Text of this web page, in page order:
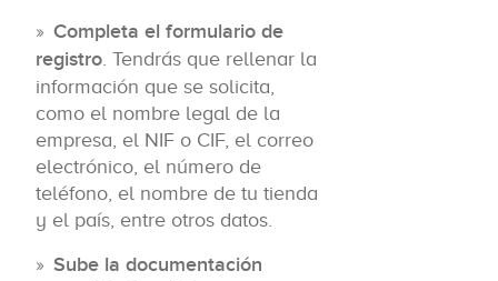
Completa el formulario de
registro. Tendrás que rellenar la
información que se solicita,
como el nombre legal de la
empresa, el NIF o CIF, el correo
electrónico, el número de
teléfono, el nombre de tu tienda
y el país, entre otros datos.
Sube la documentación